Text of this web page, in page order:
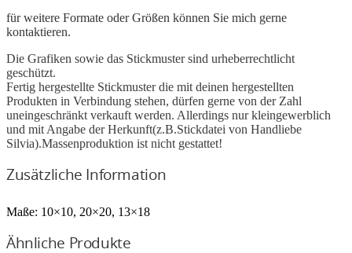
für weitere Formate oder Größen können Sie mich gerne
kontaktieren.
Die Grafiken sowie das Stickmuster sind urheberrechtlicht
geschützt.
Fertig hergestellte Stickmuster die mit deinen hergestellten
Produkten in Verbindung stehen, dürfen gerne von der Zahl
uneingeschränkt verkauft werden. Allerdings nur kleingewerblich
und mit Angabe der Herkunft(z.B.Stickdatei von Handliebe
Silvia).Massenproduktion ist nicht gestattet!
Zusätzliche Information
Maße: 10×10, 20×20, 13×18
Ähnliche Produkte